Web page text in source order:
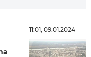
11:01, 09.01.2024